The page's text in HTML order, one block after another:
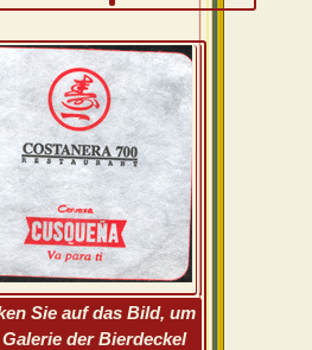
Sie auf das Bild, um
der Bierdeckel